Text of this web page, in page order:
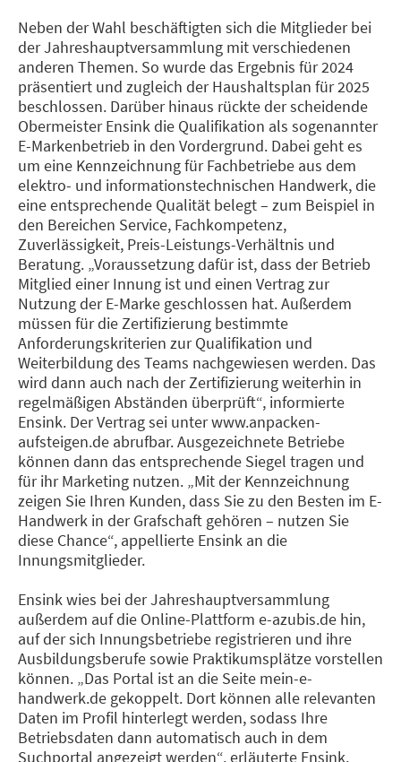
Neben der Wahl beschäftigten sich die Mitglieder bei
der Jahreshauptversammlung mit verschiedenen
anderen Themen. So wurde das Ergebnis für 2024
präsentiert und zugleich der Haushaltsplan für 2025
beschlossen. Darüber hinaus rückte der scheidende
Obermeister Ensink die Qualifikation als sogenannter
E-Markenbetrieb in den Vordergrund. Dabei geht es
um eine Kennzeichnung für Fachbetriebe aus dem
elektro- und informationstechnischen Handwerk, die
eine entsprechende Qualität belegt – zum Beispiel in
den Bereichen Service, Fachkompetenz,
Zuverlässigkeit, Preis-Leistungs-Verhältnis und
Beratung. „Voraussetzung dafür ist, dass der Betrieb
Mitglied einer Innung ist und einen Vertrag zur
Nutzung der E-Marke geschlossen hat. Außerdem
müssen für die Zertifizierung bestimmte
Anforderungskriterien zur Qualifikation und
Weiterbildung des Teams nachgewiesen werden. Das
wird dann auch nach der Zertifizierung weiterhin in
regelmäßigen Abständen überprüft“, informierte
Ensink. Der Vertrag sei unter www.anpacken-
aufsteigen.de abrufbar. Ausgezeichnete Betriebe
können dann das entsprechende Siegel tragen und
für ihr Marketing nutzen. „Mit der Kennzeichnung
zeigen Sie Ihren Kunden, dass Sie zu den Besten im E-
Handwerk in der Grafschaft gehören – nutzen Sie
diese Chance“, appellierte Ensink an die
Innungsmitglieder.
Ensink wies bei der Jahreshauptversammlung
außerdem auf die Online-Plattform e-azubis.de hin,
auf der sich Innungsbetriebe registrieren und ihre
Ausbildungsberufe sowie Praktikumsplätze vorstellen
können. „Das Portal ist an die Seite mein-e-
handwerk.de gekoppelt. Dort können alle relevanten
Daten im Profil hinterlegt werden, sodass Ihre
Betriebsdaten dann automatisch auch in dem
Suchportal angezeigt werden“, erläuterte Ensink.